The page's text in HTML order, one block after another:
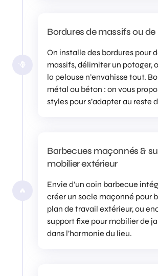
Bordures de massifs ou
On installe des bordures pour
massifs, délimiter un potager,
la pelouse n’envahisse tout.
métal ou béton : on vous
styles pour s’adapter au reste
Barbecues maçonnés &
mobilier extérieur
Envie d’un coin barbecue
créer un socle maçonné pour
plan de travail extérieur, ou
support fixe pour mobilier de
dans l’harmonie du lieu.